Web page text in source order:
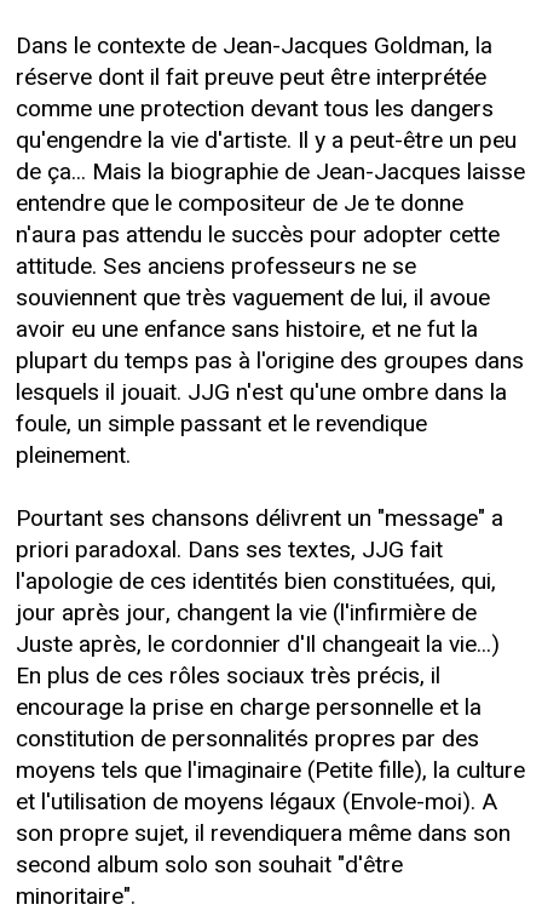
Dans le contexte de Jean-Jacques Goldman, la
réserve dont il fait preuve peut être interprétée
comme une protection devant tous les dangers
qu'engendre la vie d'artiste. Il y a peut-être un peu
de ça... Mais la biographie de Jean-Jacques laisse
entendre que le compositeur de Je te donne
n'aura pas attendu le succès pour adopter cette
attitude. Ses anciens professeurs ne se
souviennent que très vaguement de lui, il avoue
avoir eu une enfance sans histoire, et ne fut la
plupart du temps pas à l'origine des groupes dans
lesquels il jouait. JJG n'est qu'une ombre dans la
foule, un simple passant et le revendique
pleinement.
Pourtant ses chansons délivrent un "message" a
priori paradoxal. Dans ses textes, JJG fait
l'apologie de ces identités bien constituées, qui,
jour après jour, changent la vie (l'infirmière de
Juste après, le cordonnier d'Il changeait la vie...)
En plus de ces rôles sociaux très précis, il
encourage la prise en charge personnelle et la
constitution de personnalités propres par des
moyens tels que l'imaginaire (Petite fille), la culture
et l'utilisation de moyens légaux (Envole-moi). A
son propre sujet, il revendiquera même dans son
second album solo son souhait "d'être
minoritaire".